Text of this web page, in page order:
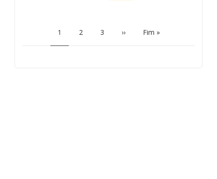
Current
1 Page
2 Page
3 Next
›› Last
Fim »